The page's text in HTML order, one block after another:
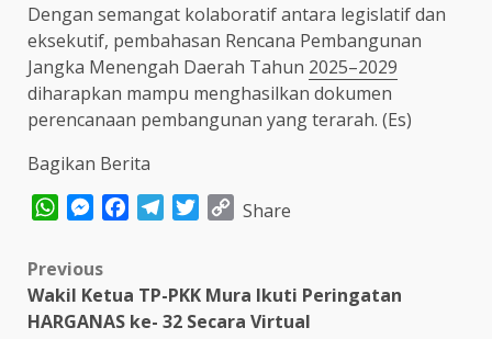
Dengan semangat kolaboratif antara legislatif dan
eksekutif, pembahasan Rencana Pembangunan
Jangka Menengah Daerah Tahun 2025–2029
diharapkan mampu menghasilkan dokumen
perencanaan pembangunan yang terarah. (Es)
Bagikan Berita
WhatsAppMessenger
FacebookTelegram
TwitterCopy
Share
Post
navigation
Previous
Wakil Ketua TP-PKK Mura Ikuti Peringatan
HARGANAS ke- 32 Secara Virtual